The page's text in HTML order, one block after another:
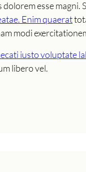
esse magni.
Enim quaerat
modi
iusto voluptate
libero vel.